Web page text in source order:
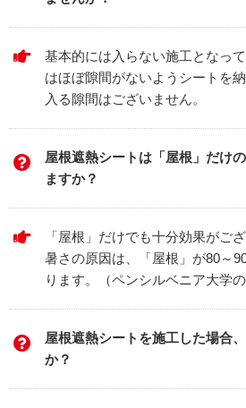
基本的には入らない施工となっ
はほぼ隙間がないようシートを
入る隙間はございません。
屋根遮熱シートは「屋根」だけ
ますか？
「屋根」だけでも十分効果がご
暑さの原因は、「屋根」が80～
ります。（ペンシルベニア大学の
屋根遮熱シートを施工した場合
か？